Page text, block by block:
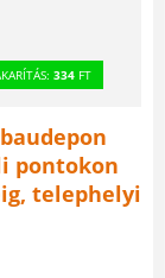
334 FT
pontokon
telephelyi